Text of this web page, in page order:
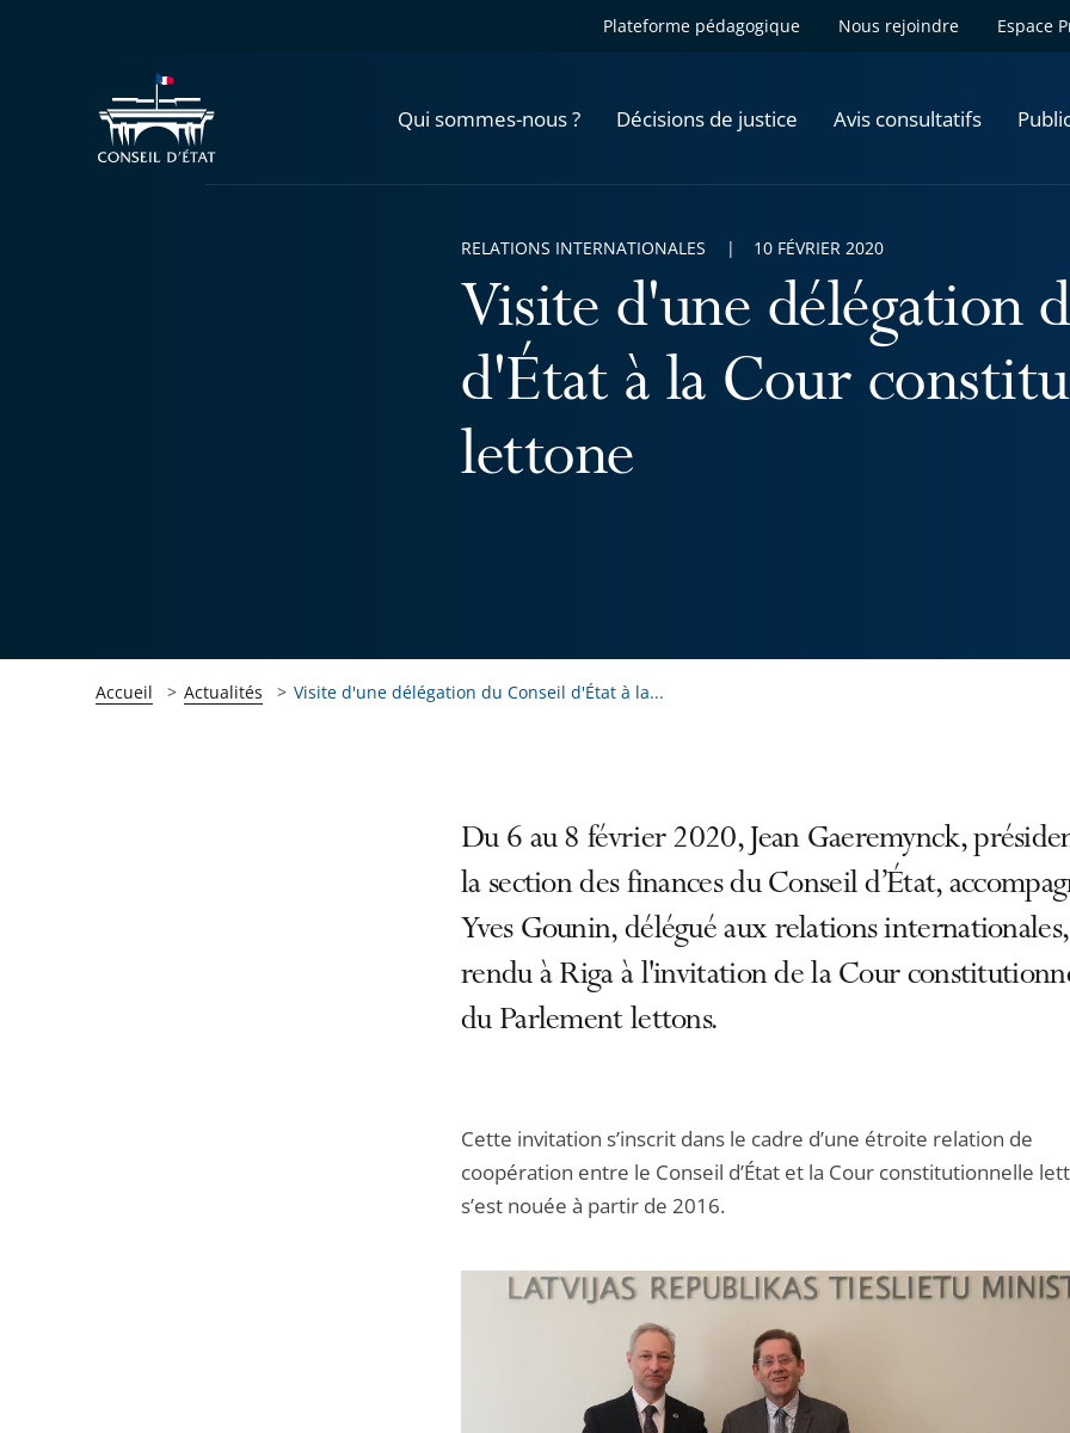
Plateforme pédagogique Nous rejoindre Espace
Qui sommes-nous ? Décisions de justice Avis consultatifs
Visite d'une délégation
d'État à la Cour
lettone
RELATIONS INTERNATIONALES 10 FÉVRIER 2020
Accueil Actualités Visite d'une délégation du Conseil d'État à la...
Du 6 au 8 février 2020, Jean Gaeremynck,
la section des finances du Conseil d’État,
Yves Gounin, délégué aux relations
rendu à Riga à l'invitation de la Cour
du Parlement lettons.
Cette invitation s’inscrit dans le cadre d’une étroite relation de
coopération entre le Conseil d’État et la Cour constitutionnelle
s’est nouée à partir de 2016.